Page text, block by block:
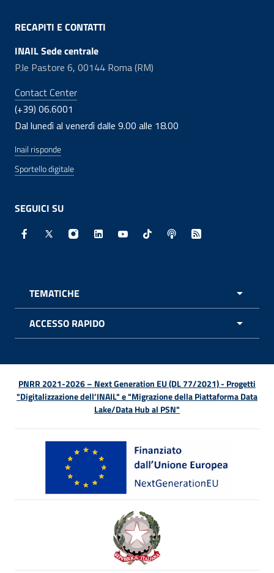
RECAPITI E CONTATTI
INAIL Sede centrale
P.le Pastore 6, 00144 Roma (RM)
Contact Center
(+39) 06.6001
Dal lunedì al venerdì dalle 9.00 alle 18.00
Inail risponde
Sportello digitale
SEGUICI SU
Facebook - Sito esterno - Apertura in nuova finestra
X - Sito esterno - Apertura in nuova finestra
Instagram - Sito esterno - Apertura in
Linkedin - Sito esterno - Apertura in
Youtube - Sito esterno -
TikTok - Sito esterno -
Spreaker - Sito
Feed RSS -
TEMATICHE
ACCESSO RAPIDO
PNRR 2021-2026 – Next Generation EU (DL 77/2021) - Progetti
"Digitalizzazione dell’INAIL" e "Migrazione della Piattaforma Data
Lake/Data Hub al PSN"